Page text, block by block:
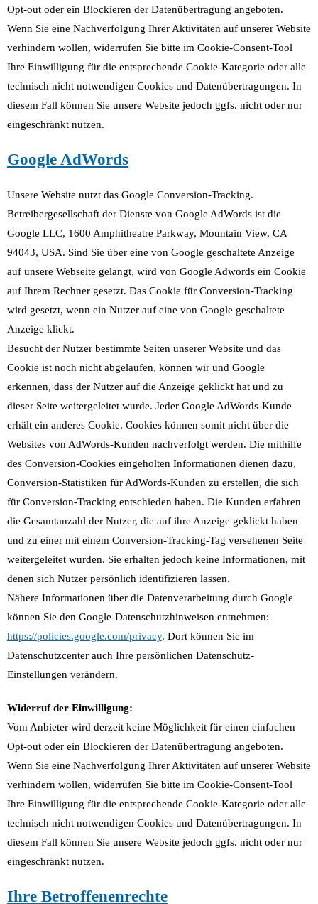
Opt-out oder ein Blockieren der Datenübertragung angeboten.
Wenn Sie eine Nachverfolgung Ihrer Aktivitäten auf unserer Website
verhindern wollen, widerrufen Sie bitte im Cookie-Consent-Tool
Ihre Einwilligung für die entsprechende Cookie-Kategorie oder alle
technisch nicht notwendigen Cookies und Datenübertragungen. In
diesem Fall können Sie unsere Website jedoch ggfs. nicht oder nur
eingeschränkt nutzen.
Google AdWords
Unsere Website nutzt das Google Conversion-Tracking.
Betreibergesellschaft der Dienste von Google AdWords ist die
Google LLC, 1600 Amphitheatre Parkway, Mountain View, CA
94043, USA. Sind Sie über eine von Google geschaltete Anzeige
auf unsere Webseite gelangt, wird von Google Adwords ein Cookie
auf Ihrem Rechner gesetzt. Das Cookie für Conversion-Tracking
wird gesetzt, wenn ein Nutzer auf eine von Google geschaltete
Anzeige klickt.
Besucht der Nutzer bestimmte Seiten unserer Website und das
Cookie ist noch nicht abgelaufen, können wir und Google
erkennen, dass der Nutzer auf die Anzeige geklickt hat und zu
dieser Seite weitergeleitet wurde. Jeder Google AdWords-Kunde
erhält ein anderes Cookie. Cookies können somit nicht über die
Websites von AdWords-Kunden nachverfolgt werden. Die mithilfe
des Conversion-Cookies eingeholten Informationen dienen dazu,
Conversion-Statistiken für AdWords-Kunden zu erstellen, die sich
für Conversion-Tracking entschieden haben. Die Kunden erfahren
die Gesamtanzahl der Nutzer, die auf ihre Anzeige geklickt haben
und zu einer mit einem Conversion-Tracking-Tag versehenen Seite
weitergeleitet wurden. Sie erhalten jedoch keine Informationen, mit
denen sich Nutzer persönlich identifizieren lassen.
Nähere Informationen über die Datenverarbeitung durch Google
können Sie den Google-Datenschutzhinweisen entnehmen:
https://policies.google.com/privacy. Dort können Sie im
Datenschutzcenter auch Ihre persönlichen Datenschutz-
Einstellungen verändern.
Widerruf der Einwilligung:
Vom Anbieter wird derzeit keine Möglichkeit für einen einfachen
Opt-out oder ein Blockieren der Datenübertragung angeboten.
Wenn Sie eine Nachverfolgung Ihrer Aktivitäten auf unserer Website
verhindern wollen, widerrufen Sie bitte im Cookie-Consent-Tool
Ihre Einwilligung für die entsprechende Cookie-Kategorie oder alle
technisch nicht notwendigen Cookies und Datenübertragungen. In
diesem Fall können Sie unsere Website jedoch ggfs. nicht oder nur
eingeschränkt nutzen.
Ihre Betroffenenrechte